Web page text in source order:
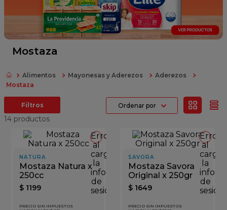
Mostaza
Alimentos Mayonesas y Aderezos
Aderezos
Mostaza
Ordenar por
14 productos
Error
al
cargar
la
información
de
sesión
NATURA
Mostaza Natura x
250cc
$ 1199
PRECIO SIN IMPUESTOS
Error
al
cargar
la
de
sesión
SAVORA
Mostaza Savora
Original x 250gr
$ 1649
PRECIO SIN IMPUESTOS
fideos
queso
dulce leche